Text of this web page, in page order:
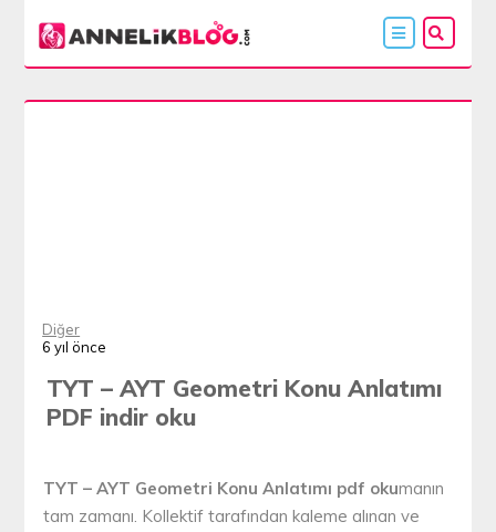
Diğer
6 yıl önce
TYT – AYT Geometri Konu Anlatımı
PDF indir oku
TYT – AYT Geometri Konu Anlatımı pdf okumanın
tam zamanı. Kollektif tarafından kaleme alınan ve